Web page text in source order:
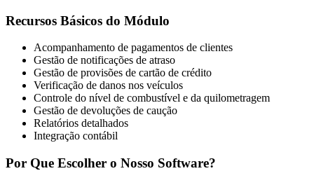
Recursos Básicos do Módulo
Acompanhamento de pagamentos de clientes
Gestão de notificações de atraso
Gestão de provisões de cartão de crédito
Verificação de danos nos veículos
Controle do nível de combustível e da quilometragem
Gestão de devoluções de caução
Relatórios detalhados
Integração contábil
Por Que Escolher o Nosso Software?